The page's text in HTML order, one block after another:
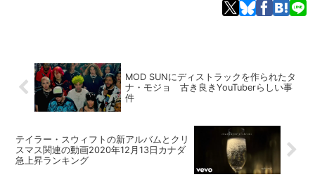
MOD SUNにディストラックを作られたタ
ナ・モジョ 古き良きYouTuberらしい事
件
テイラー・スウィフトの新アルバムとクリ
スマス関連の動画2020年12月13日カナダ
急上昇ランキング